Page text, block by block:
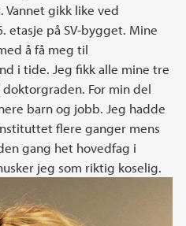
gikk like ved
etasje på SV-bygget. Mine
å få meg til
i tide. Jeg fikk alle mine tre
For min del
barn og jobb. Jeg hadde
flere ganger mens
gang het hovedfag i
jeg som riktig koselig.